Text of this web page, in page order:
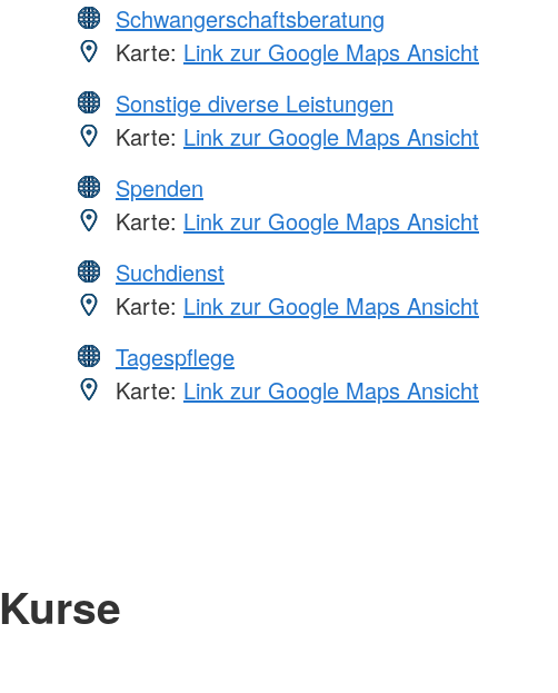
Schwangerschaftsberatung
Karte: Link zur Google Maps Ansicht
Sonstige diverse Leistungen
Karte: Link zur Google Maps Ansicht
Spenden
Karte: Link zur Google Maps Ansicht
Suchdienst
Karte: Link zur Google Maps Ansicht
Tagespflege
Karte: Link zur Google Maps Ansicht
Kurse